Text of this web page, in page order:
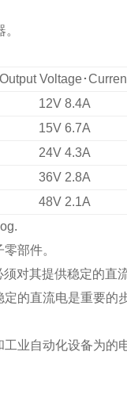
Output Voltage･
12V 8.4A
15V 6.7A
24V 4.3A
36V 2.8A
48V 2.1A
部件。
对其提供稳定的直
的直流电是重要的步
业自动化设备为的